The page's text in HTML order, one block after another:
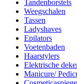
Tandenborstels
Weegschalen
Tassen
Ladyshaves
Epilators
Voetenbaden
Haarstylers
Elektrische
Manicure/